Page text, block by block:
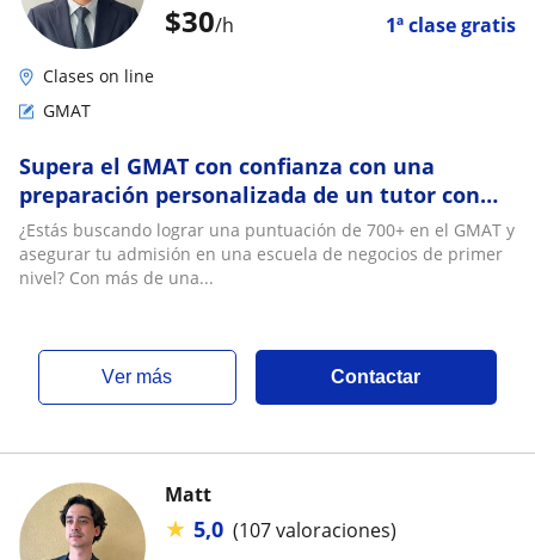
$30/h 1ª clase gratis
Clases on line
GMAT
Supera el GMAT con confianza con una
preparación personalizada de un tutor con
experiencia
¿Estás buscando lograr una puntuación de 700+ en el GMAT y
asegurar tu admisión en una escuela de negocios de primer
nivel? Con más de una...
ver más Contactar
Matt
★ 5,0 (107 valoraciones)